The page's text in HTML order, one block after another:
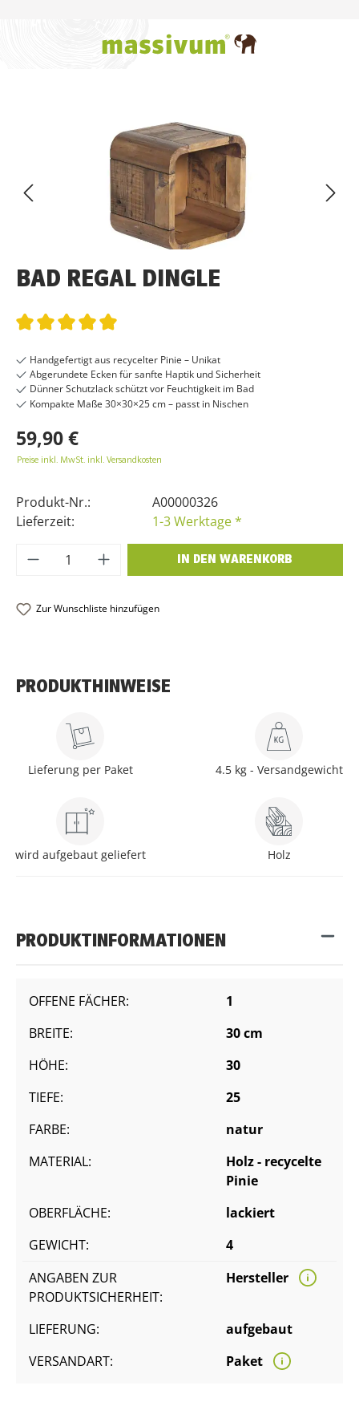
BAD REGAL DINGLE
Handgefertigt aus recycelter Pinie – Unikat
Abgerundete Ecken für sanfte Haptik und Sicherheit
Dünner Schutzlack schützt vor Feuchtigkeit im Bad
Kompakte Maße 30×30×25 cm – passt in Nischen
59,90 €
Preise inkl. MwSt. inkl. Versandkosten
Produkt-Nr.:
A00000326
Lieferzeit:
1-3 Werktage *
Produkt Anzahl: Gib den gewünschten
IN DEN WARENKORB
Zur Wunschliste hinzufügen
PRODUKTHINWEISE
Lieferung per Paket 4.5 kg - Versandgewicht
wird aufgebaut geliefert Holz
PRODUKTINFORMATIONEN
OFFENE FÄCHER:
1
BREITE:
30 cm
HÖHE:
30
TIEFE:
25
FARBE:
natur
MATERIAL:
Holz - recycelte
Pinie
OBERFLÄCHE:
lackiert
GEWICHT:
4
ANGABEN ZUR
PRODUKTSICHERHEIT:
Hersteller
LIEFERUNG:
aufgebaut
VERSANDART:
Paket